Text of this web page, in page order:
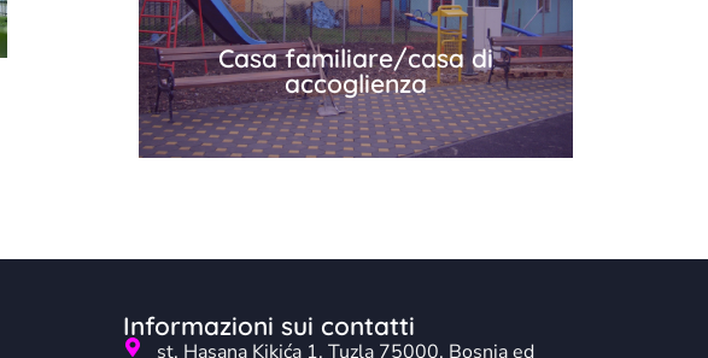
Più in dettaglio
Casa familiare/casa di
accoglienza
Informazioni sui contatti
st. Hasana Kikića 1, Tuzla 75000, Bosnia ed